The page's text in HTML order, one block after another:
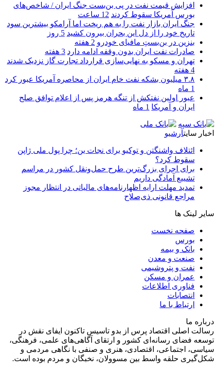
افزایش قیمت نفت در پی بن‌بست جنگ ایران / شاخص‌های
بورس آمریکا سقوط کردند 12 ساعت
جنگ ایران بازار نفت را به هم ریخت اما آرامکو بیشترین سود
تاریخ خود را از دل این بحران بیرون کشید 5 روز
بنزین در بن‌بستِ مافیای خودرو 2 هفته
صادرات نفت ایران بدون وقفه ادامه دارد 3 هفته
تهران و مسکو به نهایی‌سازی قرارداد تجارت گاز نزدیک شدند
4 هفته
۳.۸ میلیون بشکه نفت خام ایران از محاصره آمریکا عبور کرد
1 ماه
عبور اولین نفتکش از تنگه هرمز پس از اعلام توافق صلح
ایران و آمریکا 1 ماه
اخبار سایتآرشیو
ائتلاف واشنگتن و توکیو برای نجات ین؛ چرا پول ملی ژاپن
سقوط کرد؟
برای اجرای بزرگ‌ترین طرح حمل‌ونقل کشور در مراسم
تشییع آمادگی داریم
تمدید مهلت ارایه اظهارنامه‌های مالیاتی در انتظار مجوز
مراجع قانونی ذی‌‏صلاح
سایر لینک ها
صفحه نخست
بورس
بانک و بیمه
صنعت و معدن
نفت و پتروشیمی
عمران و مسکن
فناوری اطلاعات
انتصابات
ارتباط با ما
درباره ما
رسالت اصلی اقتصاد پرس از بدو تاسیس تاکنون ایفای نقش در
توسعه فضای رسانه‌ای کشور و ارتقای آگاهی‌های علمی، فرهنگی،
سیاسی، اجتماعی، اقتصادی، هنری و صنفی با نگاهی مردمی و
شکل‌گیری حلقه واسط بین مسوولان، نخبگان و مردم بوده است.